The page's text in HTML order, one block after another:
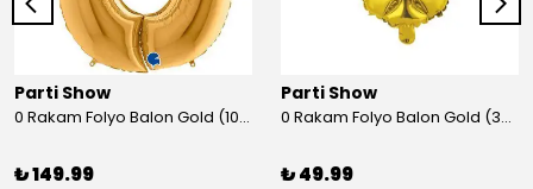
Parti Show
0 Rakam Folyo Balon Gold (100x70 cm)
₺ 149.99
Parti Show
0 Rakam Folyo Balon Gold (35 cm)
₺ 49.99